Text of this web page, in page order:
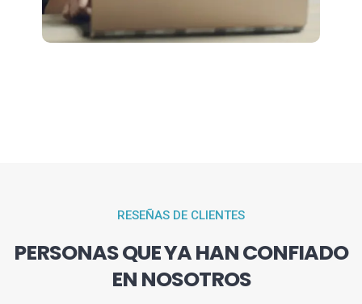
RESEÑAS DE CLIENTES
PERSONAS QUE YA HAN CONFIADO
EN NOSOTROS